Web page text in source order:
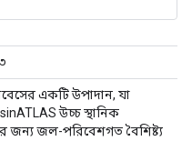
একটি উপাদান, যা
উচ্চ স্থানিক
জন্য জল-পরিবেশগত বৈশিষ্ট্য